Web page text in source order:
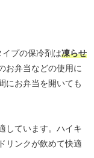
プの保冷剤は凍らせ
お弁当などの使用に
にお弁当を開いても
しています。ハイキ
リンクが飲めて快適